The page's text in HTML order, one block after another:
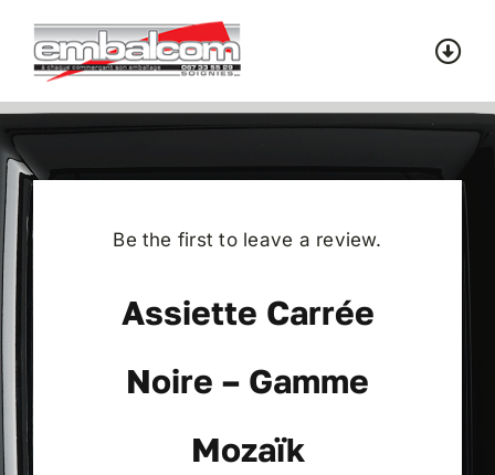
content
Accueil
Be the first to leave a review.
Assiette Carrée
Noire – Gamme
Mozaïk